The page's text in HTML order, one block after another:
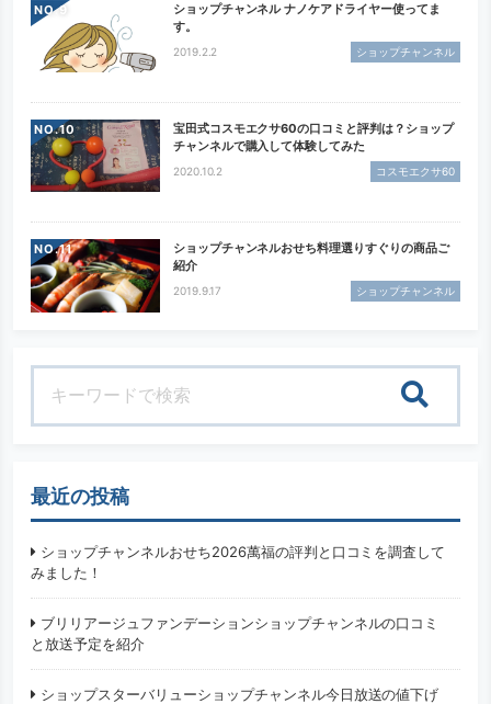
NO.
ショップチャンネル ナノケアドライヤー使ってま
す。
2019.2.2 ショップチャンネル
NO.
宝田式コスモエクサ60の口コミと評判は？ショップ
チャンネルで購入して体験してみた
2020.10.2 コスモエクサ60
NO.
ショップチャンネルおせち料理選りすぐりの商品ご
紹介
2019.9.17 ショップチャンネル
最近の投稿
ショップチャンネルおせち2026萬福の評判と口コミを調査して
みました！
ブリリアージュファンデーションショップチャンネルの口コミ
と放送予定を紹介
ショップスターバリューショップチャンネル今日放送の値下げ